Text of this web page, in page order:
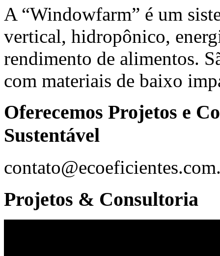
A “Windowfarm” é um
vertical, hidropônico,
rendimento de alimentos.
com materiais de baixo
Oferecemos Projetos e
Sustentável
Projetos & Consultoria